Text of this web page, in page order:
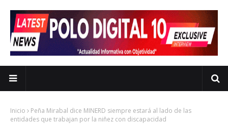
Inicio
Peña Mirabal dice MINERD siempre estará al lado de las
entidades que trabajan por la niñez con discapacidad